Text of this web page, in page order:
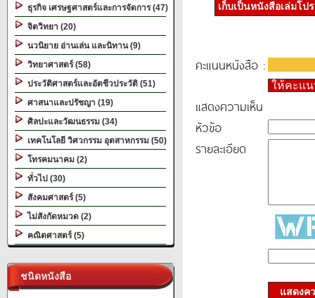
ธุรกิจ เศรษฐศาสตร์และการจัดการ (47)
จิตวิทยา (20)
นวนิยาย อ่านเล่น และนิทาน (9)
วิทยาศาสตร์ (58)
ประวัติศาสตร์และอัตชีวประวัติ (51)
ศาสนาและปรัชญา (19)
ศิลปะและวัฒนธรรม (34)
เทคโนโลยี วิศวกรรม อุตสาหกรรม (50)
โทรคมนาคม (2)
ทั่วไป (30)
สังคมศาสตร์ (5)
ไม่สังกัดหมวด (2)
คณิตศาสตร์ (5)
ชนิดหนังสือ
เก็บเป็นหนังสือเล่มโป
คะแนนหนังสือ :
ให้คะแ
แสดงความเห็น
หัวข้อ
รายละเอียด
แสดงค